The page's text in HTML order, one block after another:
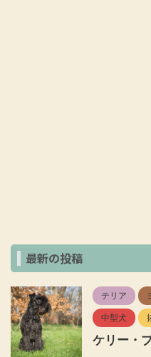
最新の投稿
テリア
中型犬
ケリー・